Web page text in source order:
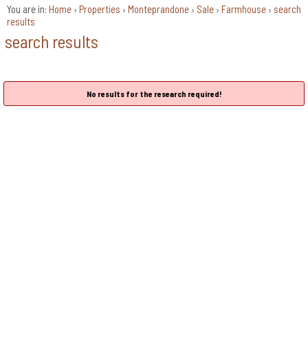
You are in: Home › Properties › Monteprandone › Sale › Farmhouse › search
results
search results
No results for the research required!